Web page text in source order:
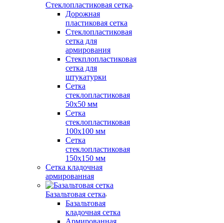
Стеклопластиковая сетка
Дорожная
пластиковая сетка
Стеклопластиковая
сетка для
армирования
Стекплопластиковая
сетка для
штукатурки
Сетка
стеклопластиковая
50x50 мм
Сетка
стеклопластиковая
100x100 мм
Сетка
стеклопластиковая
150x150 мм
Сетка кладочная
армированная
Базальтовая сетка
Базальтовая
кладочная сетка
Армированная